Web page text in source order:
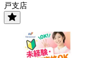
戸支店